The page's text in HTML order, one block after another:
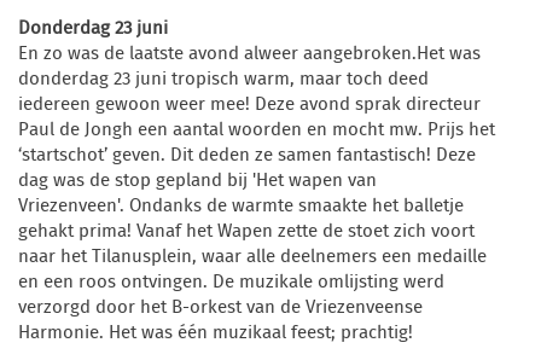
Donderdag 23 juni
En zo was de laatste avond alweer aangebroken.Het was
donderdag 23 juni tropisch warm, maar toch deed
iedereen gewoon weer mee! Deze avond sprak directeur
Paul de Jongh een aantal woorden en mocht mw. Prijs het
‘startschot’ geven. Dit deden ze samen fantastisch! Deze
dag was de stop gepland bij 'Het wapen van
Vriezenveen'. Ondanks de warmte smaakte het balletje
gehakt prima! Vanaf het Wapen zette de stoet zich voort
naar het Tilanusplein, waar alle deelnemers een medaille
en een roos ontvingen. De muzikale omlijsting werd
verzorgd door het B-orkest van de Vriezenveense
Harmonie. Het was één muzikaal feest; prachtig!